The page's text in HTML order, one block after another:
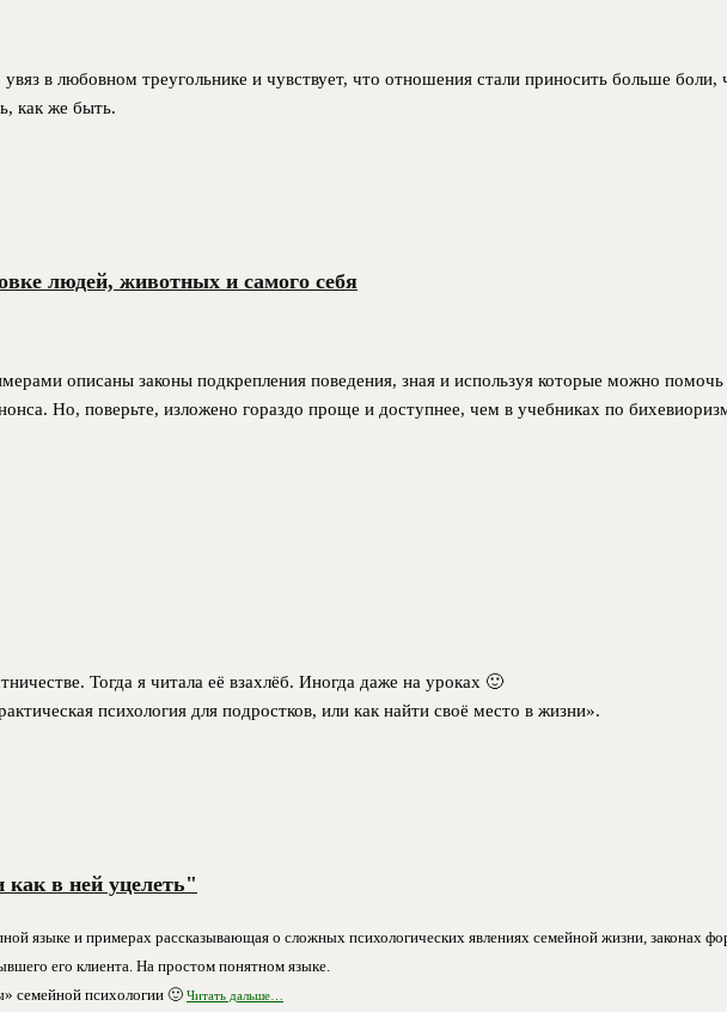
в любовном треугольнике и чувствует, что отношения стали приносить больше
как же быть.
людей, животных и самого себя
описаны законы подкрепления поведения, зная и используя которые можно
Но, поверьте, изложено гораздо проще и доступнее, чем в учебниках по
Тогда я читала её взахлёб. Иногда даже на уроках 🙂
психология для подростков, или как найти своё место в жизни».
в ней уцелеть"
языке и примерах рассказывающая о сложных психологических явлениях семейной жизни, законах
его клиента. На простом понятном языке.
семейной психологии 🙂 Читать дальше…